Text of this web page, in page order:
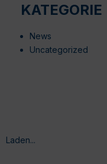
KATEGORIE
News
Uncategorized
Laden...